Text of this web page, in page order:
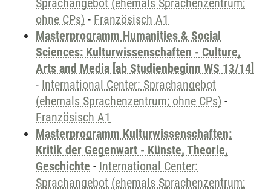
Sprachangebot (ehemals Sprachenzentrum;
ohne CPs) - Französisch A1
Masterprogramm Humanities & Social
Sciences: Kulturwissenschaften - Culture,
Arts and Media [ab Studienbeginn WS 13/14]
- International Center: Sprachangebot
(ehemals Sprachenzentrum; ohne CPs) -
Französisch A1
Masterprogramm Kulturwissenschaften:
Kritik der Gegenwart - Künste, Theorie,
Geschichte - International Center:
Sprachangebot (ehemals Sprachenzentrum;